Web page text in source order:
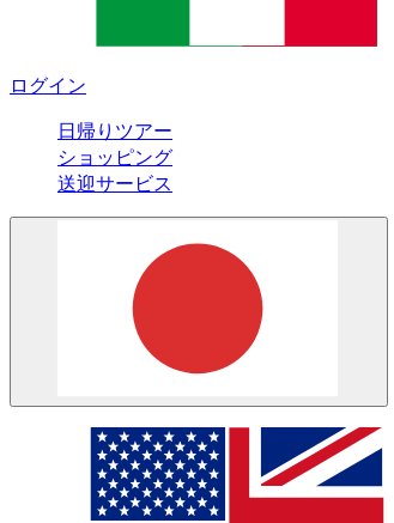
ログイン
日帰りツアー
ショッピング
送迎サービス